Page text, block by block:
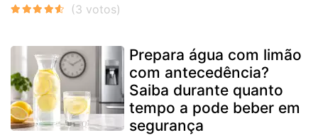
Prepara água com limão
com antecedência?
Saiba durante quanto
tempo a pode beber em
segurança